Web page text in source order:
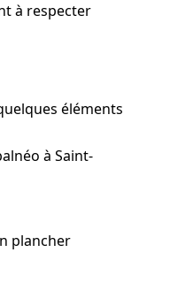
à respecter
éléments
à Saint-
plancher